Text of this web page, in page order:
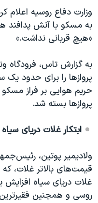
همایش محافظه‌کاران
صفحه‌های ویژه
به مسکو با آتش پدافند
«هیچ قربانی نداشت.»
به گزارش تاس، فرودگاه
پروازها را برای حدود
حریم هوایی بر فراز
پروازها بسته شد.
ابتکار غلات دریای سیاه
ولادیمیر پوتین،
قیمت‌های بالاتر غلات،
غلات دریای سیاه
روسی و همچنین